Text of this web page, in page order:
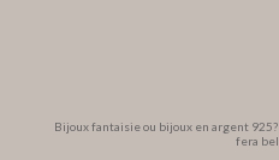
Bijoux fantaisie ou bijoux en argent 925?
fera